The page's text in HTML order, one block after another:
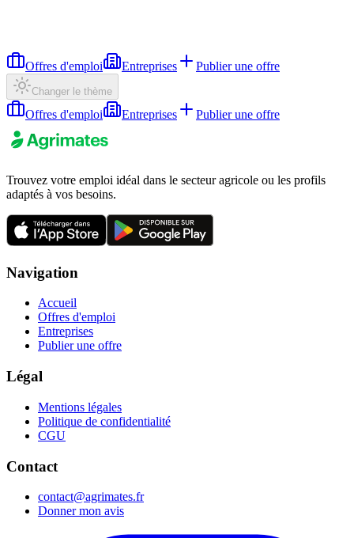
Offres d'emploi Entreprises Publier une offre
Changer le thème
Offres d'emploi Entreprises Publier une offre
Trouvez votre emploi idéal dans le secteur agricole ou les profils
adaptés à vos besoins.
Navigation
Accueil
Offres d'emploi
Entreprises
Publier une offre
Légal
Mentions légales
Politique de confidentialité
CGU
Contact
contact@agrimates.fr
Donner mon avis